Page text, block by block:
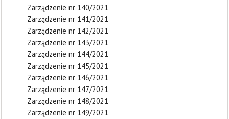
Zarządzenie nr 140/2021
Zarządzenie nr 141/2021
Zarządzenie nr 142/2021
Zarządzenie nr 143/2021
Zarządzenie nr 144/2021
Zarządzenie nr 145/2021
Zarządzenie nr 146/2021
Zarządzenie nr 147/2021
Zarządzenie nr 148/2021
Zarządzenie nr 149/2021